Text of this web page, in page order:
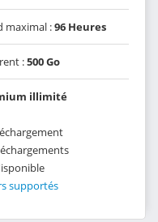
maximal :96 Heures
:500 Go
illimité
supportés